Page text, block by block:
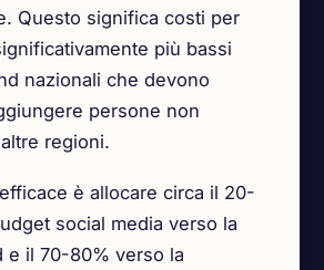
Questo significa costi per
più bassi
nazionali che devono
persone non
regioni.
è allocare circa il 20-
social media verso la
e il 70-80% verso la